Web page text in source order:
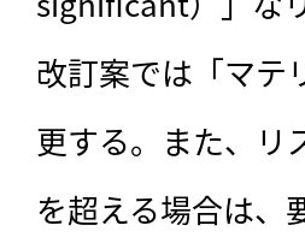
改訂案では「マテ
更する。また、リ
を超える場合は、